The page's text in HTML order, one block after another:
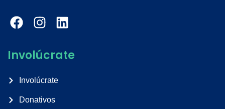
Involúcrate
Involúcrate
Donativos